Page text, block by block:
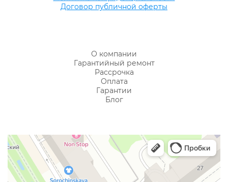
Договор публичной оферты
О компании
Гарантийный ремонт
Рассрочка
Оплата
Гарантии
Блог